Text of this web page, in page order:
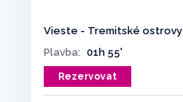
Vieste - Tremitské ostrovy
Plavba: 01h 55'
Rezervovat